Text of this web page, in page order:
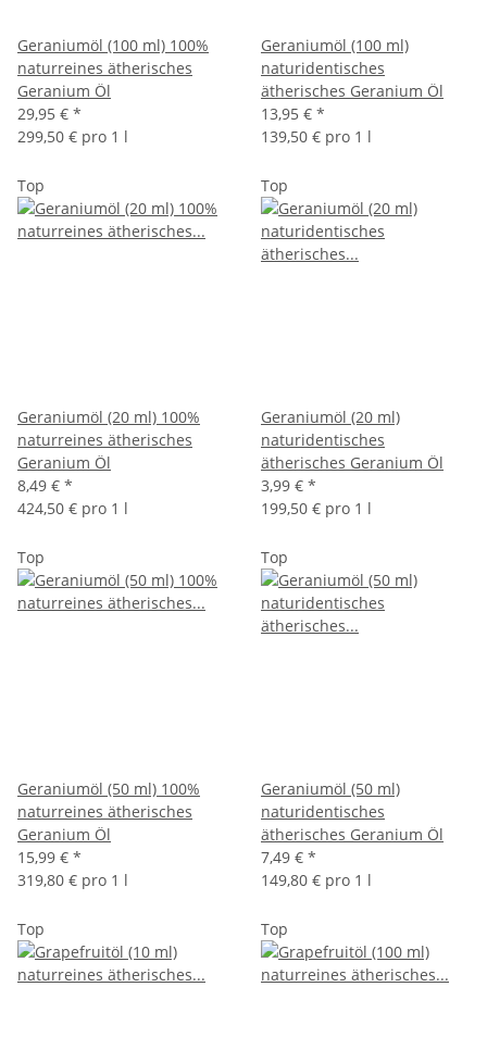
Geraniumöl (100 ml) 100%
naturreines ätherisches
Geranium Öl
29,95 € *
299,50 € pro 1 l
Geraniumöl (100 ml)
naturidentisches
ätherisches Geranium Öl
13,95 € *
139,50 € pro 1 l
Top
Geraniumöl (20 ml) 100%
naturreines ätherisches
Geranium Öl
8,49 € *
424,50 € pro 1 l
Top
Geraniumöl (20 ml)
naturidentisches
ätherisches Geranium Öl
3,99 € *
199,50 € pro 1 l
Top
Geraniumöl (50 ml) 100%
naturreines ätherisches
Geranium Öl
15,99 € *
319,80 € pro 1 l
Top
Geraniumöl (50 ml)
naturidentisches
ätherisches Geranium Öl
7,49 € *
149,80 € pro 1 l
Top Top